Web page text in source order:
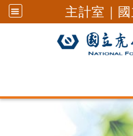
主計室｜
跳到